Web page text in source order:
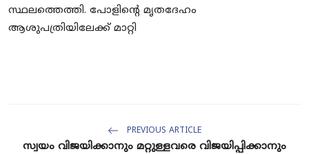
സ്ഥലത്തെത്തി. പോളിന്‍റെ മൃതദേഹം
ആശുപത്രിയിലേക്ക് മാറ്റി
PREVIOUS ARTICLE
സ്വയം വിജയിക്കാനും മറ്റുള്ളവരെ വിജയിപ്പിക്കാനും